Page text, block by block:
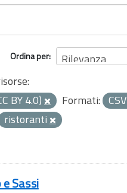
Ordina per
BY 4.0)
Formati: CSV
ristoranti
Sassi